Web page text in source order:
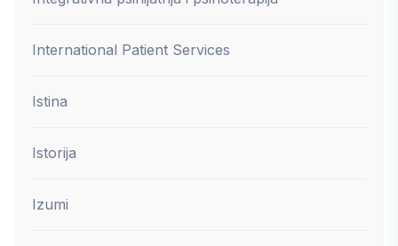
International Patient Services
Istina
Istorija
Izumi